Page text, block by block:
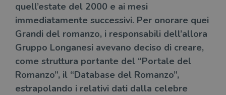
quell’estate del 2000 e ai mesi
immediatamente successivi. Per onorare quei
Grandi del romanzo, i responsabili dell’allora
Gruppo Longanesi avevano deciso di creare,
come struttura portante del “Portale del
Romanzo”, il “Database del Romanzo”,
estrapolando i relativi dati dalla celebre